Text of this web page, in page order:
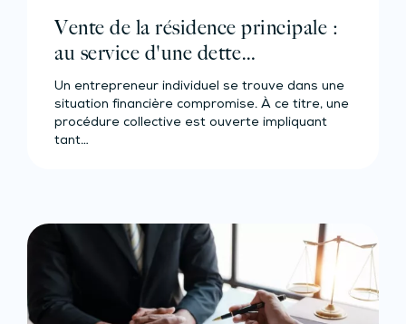
Vente de la résidence principale :
au service d'une dette
professionnelle ?
Un entrepreneur individuel se trouve dans une
situation financière compromise. À ce titre, une
procédure collective est ouverte impliquant
tant…